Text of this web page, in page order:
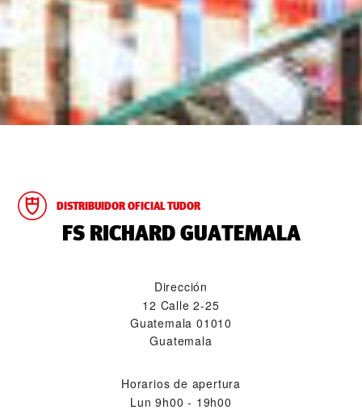
DISTRIBUIDOR OFICIAL TUDOR
‭FS RICHARD GUATEMALA‬
Dirección
12 Calle 2-25
Guatemala 01010
Guatemala
Horarios de apertura
Lun 9h00 - 19h00